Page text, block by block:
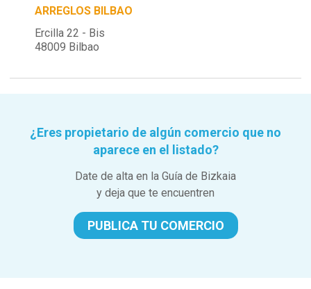
ARREGLOS BILBAO
Ercilla 22 - Bis
48009 Bilbao
¿Eres propietario de algún comercio que no
aparece en el listado?
Date de alta en la Guía de Bizkaia
y deja que te encuentren
PUBLICA TU COMERCIO